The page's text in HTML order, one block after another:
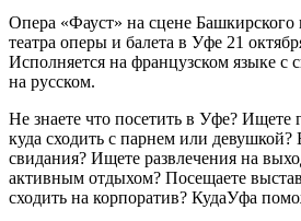
Опера «Фауст» на сцене Башкирского
театра оперы и балета в Уфе 21
Исполняется на французском языке
на русском.
Не знаете что посетить в Уфе? Ищете
куда сходить с парнем или девушкой?
свидания? Ищете развлечения на
активным отдыхом? Посещаете
сходить на корпоратив? КудаУфа